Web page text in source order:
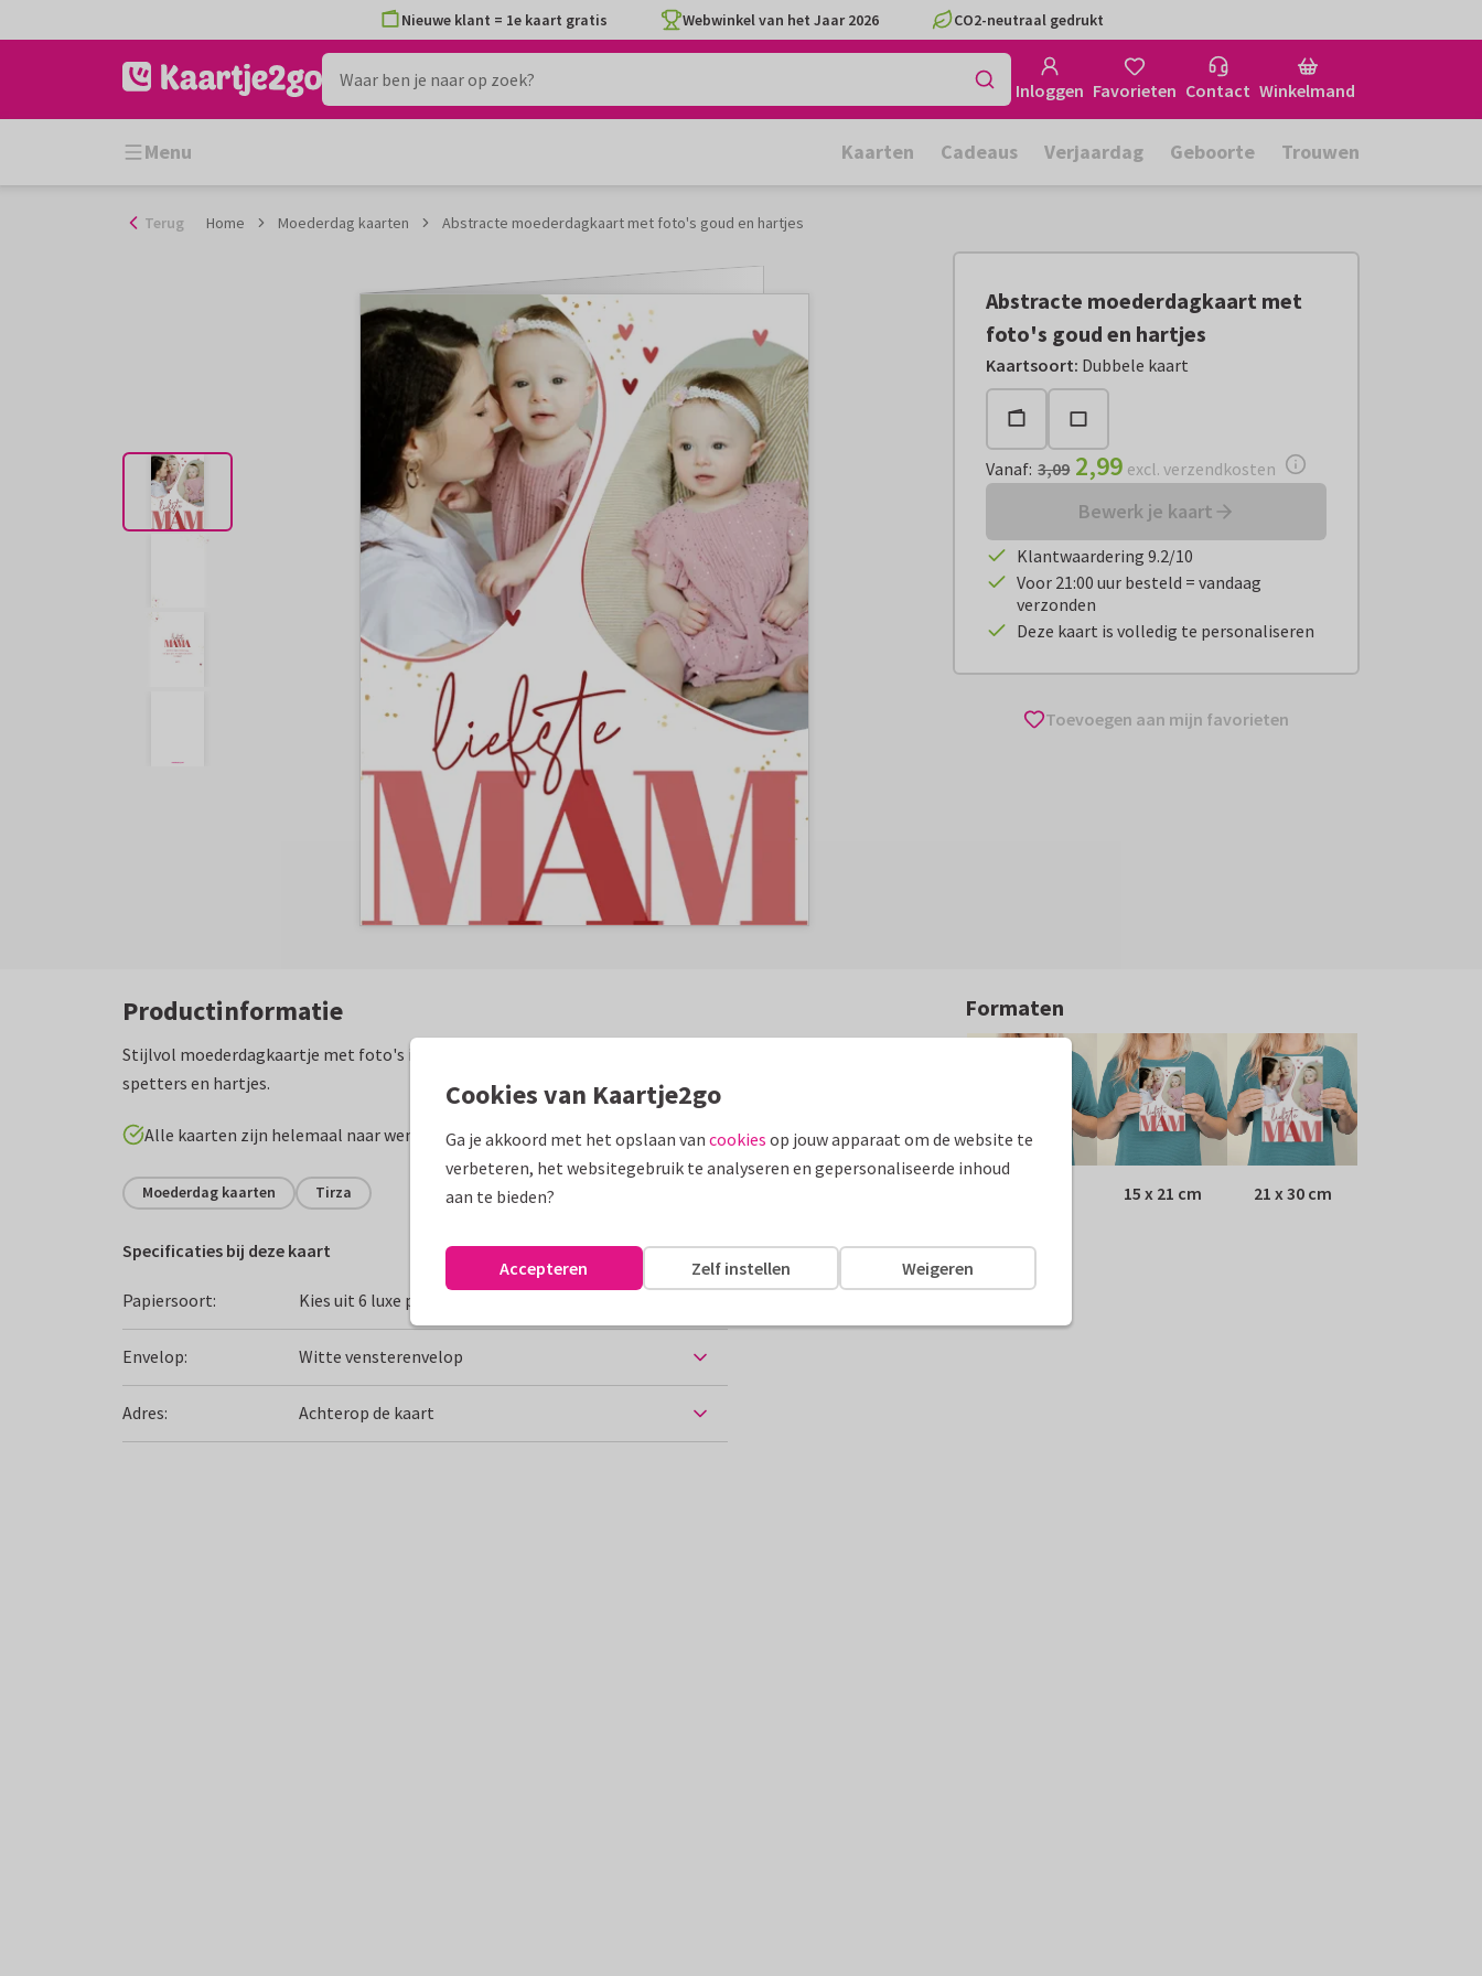
naar
Nieuwe klant = 1e kaart gratis Webwinkel van het Jaar 2026 CO2-neutraal gedrukt
Inloggen Favorieten Contact Winkelmand
Menu Kaarten Cadeaus Verjaardag Geboorte Trouwen
Terug Home Moederdag kaarten Abstracte moederdagkaart met foto's goud en hartjes
Abstracte moederdagkaart met
foto's goud en hartjes
Kaartsoort: Dubbele kaart
Vanaf:€ 2,99 excl. verzendkosten
Vanaf: 3,09 2,99 excl. verzendkosten
Bewerk je kaart
Klantwaardering 9.2/10
Voor 21:00 uur besteld = vandaag
verzonden
Deze kaart is volledig te personaliseren
Toevoegen aan mijn favorieten
Productinformatie
Stijlvol moederdagkaartje met foto's in abstracte vormen, gouden (geen folie!)
spetters en hartjes.
Alle kaarten zijn helemaal naar wens aan te passen
Moederdag kaarten Tirza
Specificaties bij deze kaart
Papiersoort: Kies uit 6 luxe papiersoorten
Envelop: Witte vensterenvelop
Adres: Achterop de kaart
Formaten
15 x 21 cm 21 x 30 cm
Cookies van Kaartje2go
Ga je akkoord met het opslaan van cookies op jouw apparaat om de website te
verbeteren, het websitegebruik te analyseren en gepersonaliseerde inhoud
aan te bieden?
Weigeren
Zelf instellen
Accepteren